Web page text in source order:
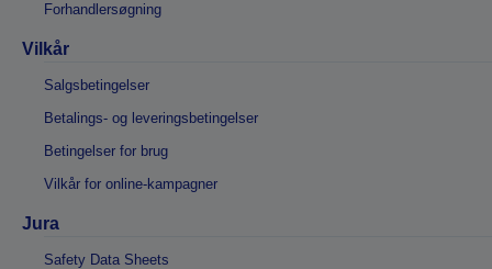
Forhandlersøgning
Vilkår
Salgsbetingelser
Betalings- og leveringsbetingelser
Betingelser for brug
Vilkår for online-kampagner
Jura
Safety Data Sheets